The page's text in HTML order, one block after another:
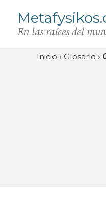
En las raíces del
Inicio › Glosario ›